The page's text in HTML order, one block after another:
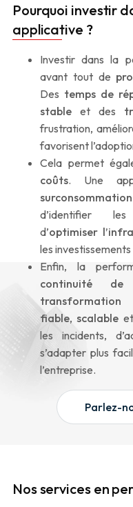
Pourquoi investir
applicative ?
Investir dans la
avant tout de
Des temps de
stableet des
frustration,
favorisent
Cela permet
coûts. Une
d’identifier
d’optimiser
les
Enfin, la
continuité de
transformation
fiable,scalable et
les incidents,
s’adapter plus
l’entreprise.
Parlez-
Nos services en